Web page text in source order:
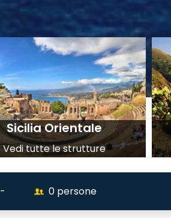
Sicilia Orientale
Vedi tutte le strutture
- 0 persone